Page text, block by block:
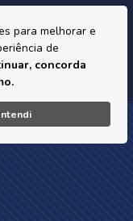
para melhorar e
de
concorda